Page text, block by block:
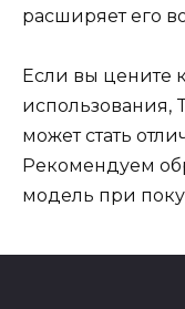
расширяет его
Если вы цените
использования,
может стать
Рекомендуем
модель при